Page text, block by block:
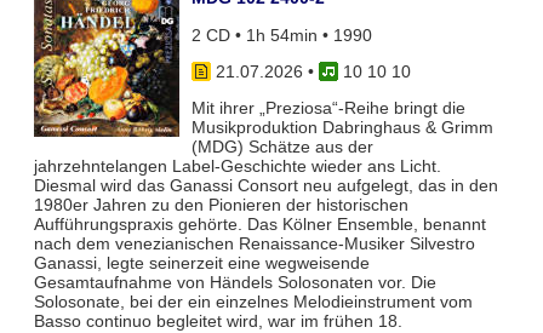
2 CD • 1h 54min • 1990
21.07.2026 •
10 10 10
Mit ihrer „Preziosa“-Reihe bringt die
Musikproduktion Dabringhaus & Grimm
(MDG) Schätze aus der
jahrzehntelangen Label-Geschichte wieder ans Licht.
Diesmal wird das Ganassi Consort neu aufgelegt, das in den
1980er Jahren zu den Pionieren der historischen
Aufführungspraxis gehörte. Das Kölner Ensemble, benannt
nach dem venezianischen Renaissance-Musiker Silvestro
Ganassi, legte seinerzeit eine wegweisende
Gesamtaufnahme von Händels Solosonaten vor. Die
Solosonate, bei der ein einzelnes Melodieinstrument vom
Basso continuo begleitet wird, war im frühen 18.